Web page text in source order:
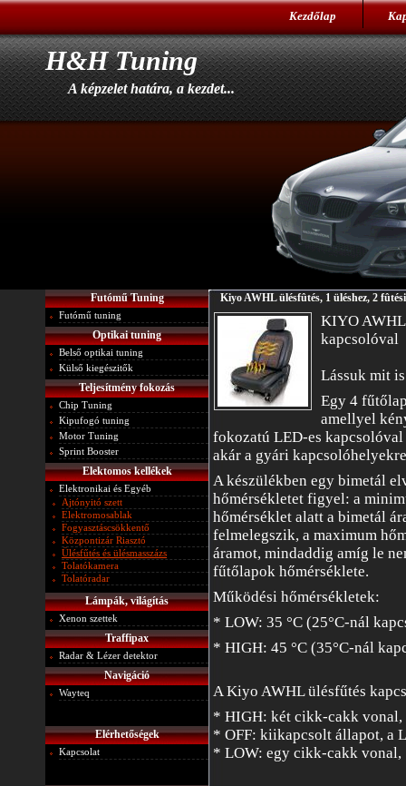
Kezdőlap
H&H Tuning
A képzelet határa, a kezdet...
Kiyo AWHL ülésfûtés, 1 üléshez, 2
KIYO
kapcsolóval
Lássuk mit
Egy 4
amellyel
fokozatú LED-es
akár a gyári
A készülékben egy bimetál
hőmérsékletet figyel: a
hőmérséklet alatt a bimetál
felmelegszik, a maximum
áramot, mindaddig amíg le
fűtőlapok hőmérséklete.
Működési hőmérsékletek:
* LOW: 35 °C (25°C-nál
* HIGH: 45 °C (35°C-nál
A Kiyo AWHL ülésfűtés
* HIGH: két cikk-cakk vonal,
* OFF: kiikapcsolt állapot, a
* LOW: egy cikk-cakk vonal,
Futómű Tuning
Futómű tuning
Optikai tuning
Belső optikai tuning
Külső kiegészitők
Teljesítmény fokozás
Chip Tuning
Kipufogó tuning
Motor Tuning
Sprint Booster
Elektomos kellékek
Elektronikai és Egyéb
Ajtónyitó szett
Elektromosablak
Fogyasztáscsökkentő
Központizár Riasztó
Ülésfűtés és ülésmasszázs
Tolatókamera
Tolatóradar
Lámpák, világítás
Xenon szettek
Traffipax
Radar & Lézer detektor
Navigáció
Wayteq
Elérhetőségek
Kapcsolat